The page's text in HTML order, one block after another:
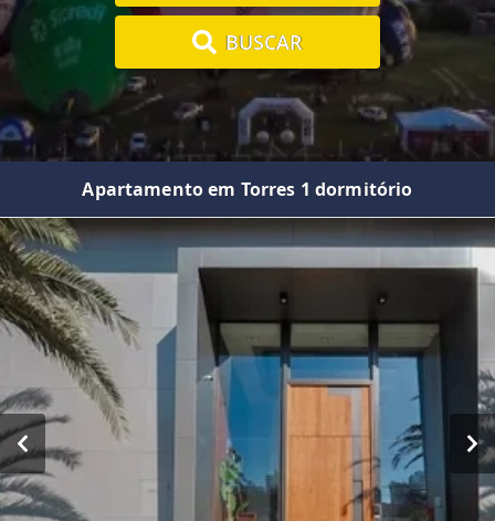
BUSCAR
Apartamento em Torres 1 dormitório